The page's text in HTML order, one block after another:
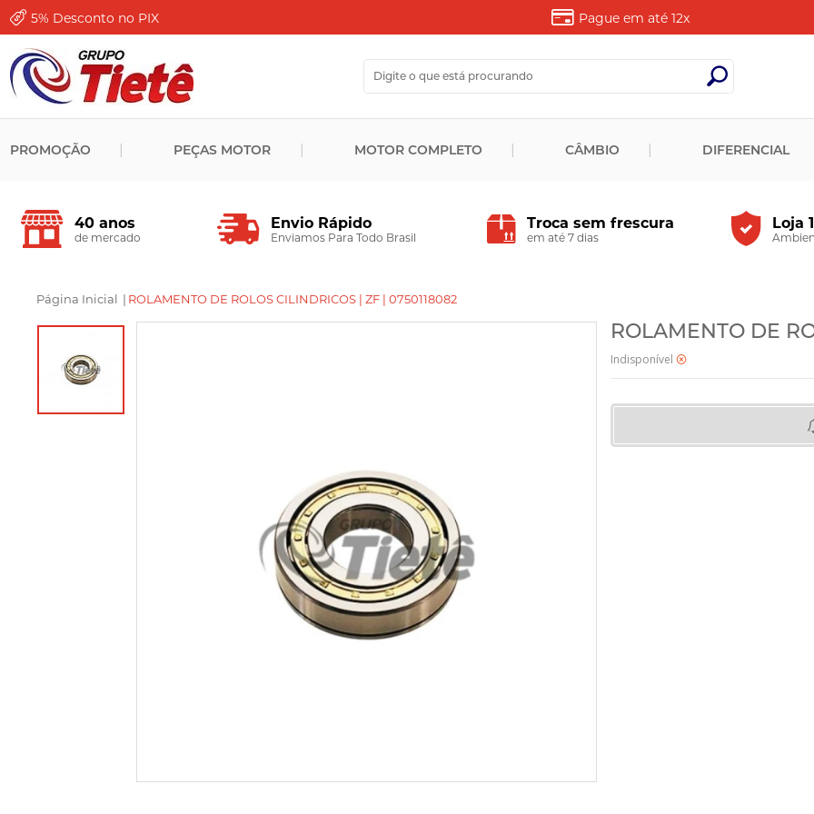
5% Desconto no PIX Pague em até 12x
PROMOÇÃO PEÇAS MOTOR MOTOR COMPLETO CÂMBIO DIFERENCIAL
40 anos
de mercado
Envio Rápido
Enviamos Para Todo Brasil
Troca sem frescura
em até 7 dias
Loja
Página Inicial | ROLAMENTO DE ROLOS CILINDRICOS | ZF | 0750118082
ROLAMENTO DE
Indisponível